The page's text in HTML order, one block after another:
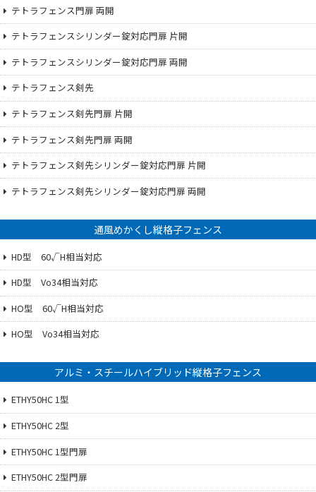
テトラフェンス門扉 両開
テトラフェンスシリンダー錠対応門扉 片開
テトラフェンスシリンダー錠対応門扉 両開
テトラフェンス剣先
テトラフェンス剣先門扉 片開
テトラフェンス剣先門扉 両開
テトラフェンス剣先シリンダー錠対応門扉 片開
テトラフェンス剣先シリンダー錠対応門扉 両開
通風めかくし縦格子フェンス
HD型 60√H相当対応
HD型 Vo34相当対応
HO型 60√H相当対応
HO型 Vo34相当対応
アルミ・スチールハイブリッド縦格子フェンス
ETHY50HC 1型
ETHY50HC 2型
ETHY50HC 1型門扉
ETHY50HC 2型門扉